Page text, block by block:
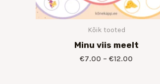
Kõik tooted
Minu viis meelt
€7.00 – €12.00